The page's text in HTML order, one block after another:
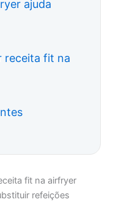
ajuda
receita fit na
fit na airfryer
refeições